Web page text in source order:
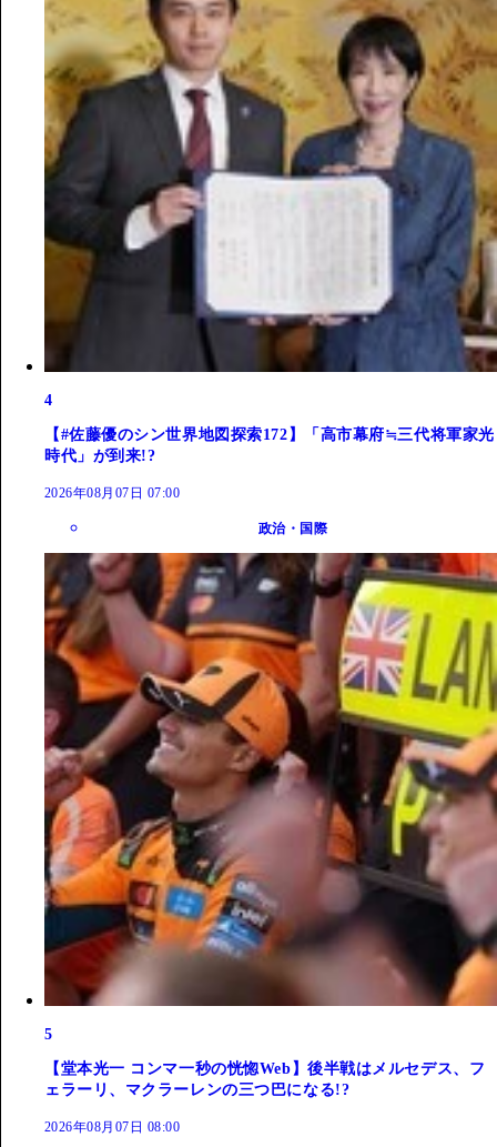
4
【#佐藤優のシン世界地図探索172】「高市幕府≒三代将軍家光
時代」が到来!?
2026年08月07日 07:00
政治・国際
5
【堂本光一 コンマ一秒の恍惚Web】後半戦はメルセデス、フ
ェラーリ、マクラーレンの三つ巴になる!?
2026年08月07日 08:00